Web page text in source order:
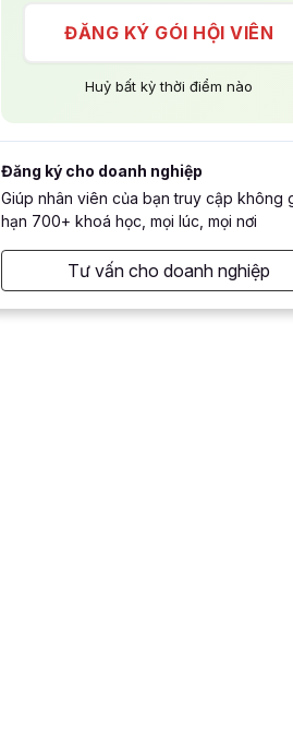
ĐĂNG KÝ GÓI HỘI VIÊN
Huỷ bất kỳ thời điểm nào
Đăng ký cho doanh nghiệp
Giúp nhân viên của bạn truy cập không
hạn 700+ khoá học, mọi lúc, mọi nơi
Tư vấn cho doanh nghiệp